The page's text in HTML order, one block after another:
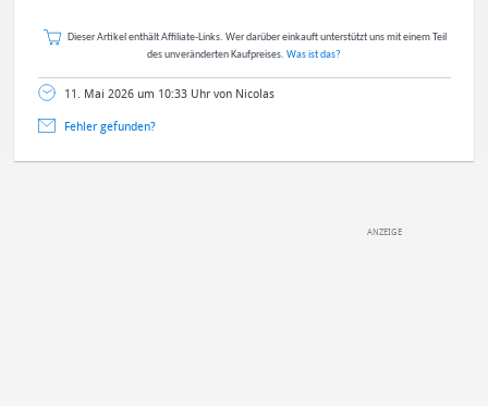
Dieser Artikel enthält Affiliate-Links. Wer darüber einkauft unterstützt uns mit einem Teil
des unveränderten Kaufpreises. Was ist das?
11. Mai 2026 um 10:33 Uhr von Nicolas
Fehler gefunden?